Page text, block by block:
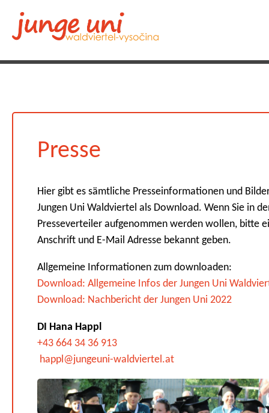
Presse
Hier gibt es sämtliche Presseinformationen und
Jungen Uni Waldviertel als Download. Wenn Sie in
Presseverteiler aufgenommen werden wollen, bitte
Anschrift und E-Mail Adresse bekannt geben.
Allgemeine Informationen zum downloaden:
Download: Allgemeine Infos der Jungen Uni
Download: Nachbericht der Jungen Uni 2022
DI Hana Happl
+43 664 34 36 913
happl@jungeuni-waldviertel.at